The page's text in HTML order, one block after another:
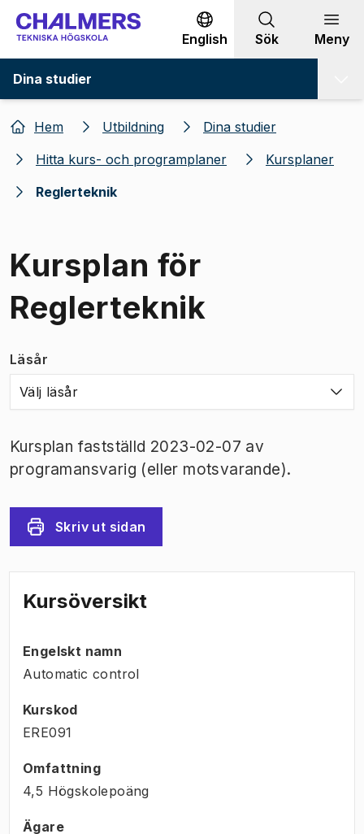
Gå till innehållet
English Sök Meny
Dina studier
Hem Utbildning
Dina studier
Hitta kurs- och programplaner
Kursplaner
Reglerteknik
Kursplan för
Reglerteknik
Läsår
Välj läsår
Kursplan fastställd 2023-02-07 av
programansvarig (eller motsvarande).
Skriv ut sidan
Kursöversikt
Engelskt namn
Automatic control
Kurskod
ERE091
Omfattning
4,5 Högskolepoäng
Ägare